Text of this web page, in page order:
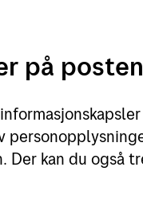
på
Der kan du også